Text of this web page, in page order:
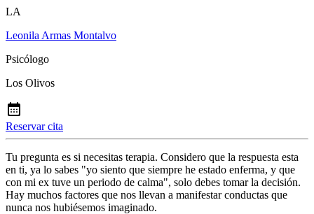
LA
Leonila Armas Montalvo
Psicólogo
Los Olivos
Reservar cita
Tu pregunta es si necesitas terapia. Considero que la respuesta esta
en ti, ya lo sabes "yo siento que siempre he estado enferma, y que
con mi ex tuve un periodo de calma", solo debes tomar la decisión.
Hay muchos factores que nos llevan a manifestar conductas que
nunca nos hubiésemos imaginado.